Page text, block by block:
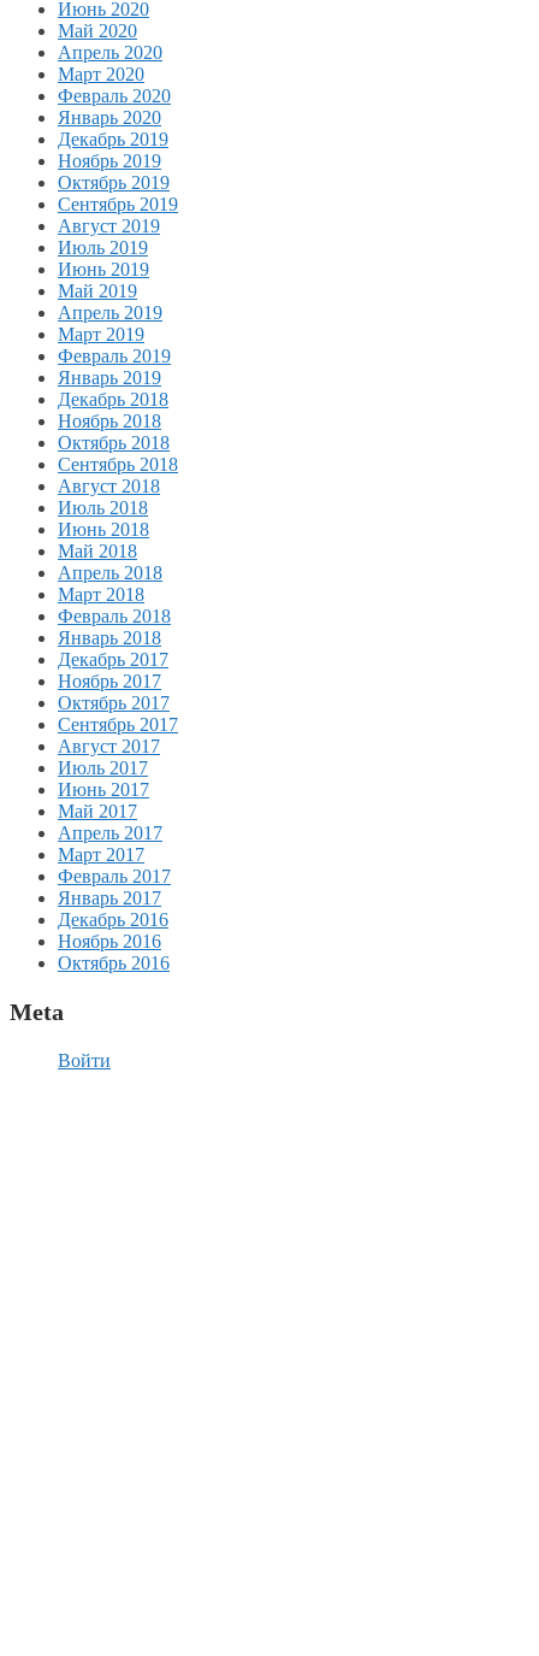
Июнь 2020
Май 2020
Апрель 2020
Март 2020
Февраль 2020
Январь 2020
Декабрь 2019
Ноябрь 2019
Октябрь 2019
Сентябрь 2019
Август 2019
Июль 2019
Июнь 2019
Май 2019
Апрель 2019
Март 2019
Февраль 2019
Январь 2019
Декабрь 2018
Ноябрь 2018
Октябрь 2018
Сентябрь 2018
Август 2018
Июль 2018
Июнь 2018
Май 2018
Апрель 2018
Март 2018
Февраль 2018
Январь 2018
Декабрь 2017
Ноябрь 2017
Октябрь 2017
Сентябрь 2017
Август 2017
Июль 2017
Июнь 2017
Май 2017
Апрель 2017
Март 2017
Февраль 2017
Январь 2017
Декабрь 2016
Ноябрь 2016
Октябрь 2016
Meta
Войти